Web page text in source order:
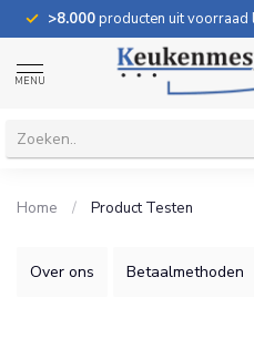
>8.000producten uit voorraad
MENU
Home / Product Testen
Over ons Betaalmethoden